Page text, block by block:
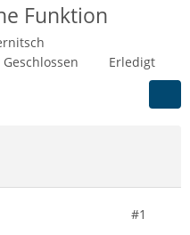
Funktion
Geschlossen Erledigt
#1